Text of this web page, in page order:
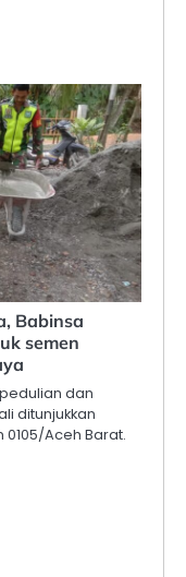
Babinsa
semen
dan
ditunjukkan
Aceh Barat.